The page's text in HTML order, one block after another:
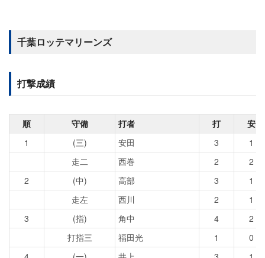
千葉ロッテマリーンズ
打撃成績
順 守備 打者 打
安
1
(三) 安田 3
1
走二
西巻 2
2
2
(中) 高部 3
1
走左
西川 2
1
3
(指) 角中 4
2
打指三
福田光 1
0